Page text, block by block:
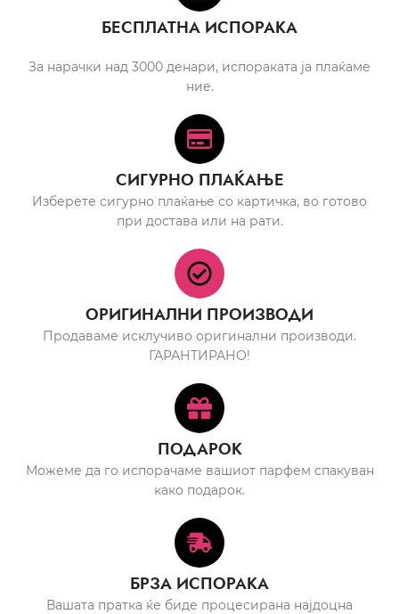
БЕСПЛАТНА ИСПОРАКА
За нарачки над 3000 денари, испораката ја плаќаме
ние.
СИГУРНО ПЛАЌАЊЕ
Изберете сигурно плаќање со картичка, во готово
при достава или на рати.
ОРИГИНАЛНИ ПРОИЗВОДИ
Продаваме исклучиво оригинални производи.
ГАРАНТИРАНО!
ПОДАРОК
Можеме да го испорачаме вашиот парфем спакуван
како подарок.
БРЗА ИСПОРАКА
Вашата пратка ќе биде процесирана најдоцна